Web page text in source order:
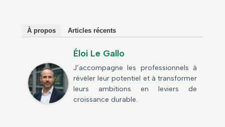
À propos Articles récents
Éloi Le Gallo
J’accompagne les professionnels à
révéler leur potentiel et à transformer
leurs ambitions en leviers de
croissance durable.